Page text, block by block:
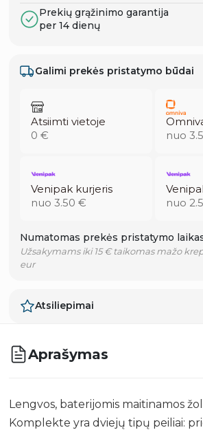
Prekių grąžinimo garantija
per 14 dienų
Galimi prekės pristatymo būdai
Atsiimti vietoje
0 €
nuo
Venipak kurjeris
nuo 3.50 €
nuo
Numatomas prekės pristatymo
Užsakymams iki 15 € taikomas mažo
eur
Atsiliepimai
Aprašymas
Lengvos, baterijomis maitinamos
Komplekte yra dviejų tipų peiliai: